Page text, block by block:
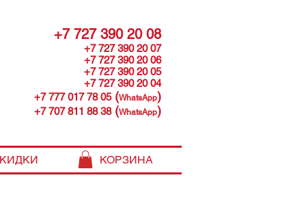
+7 727 390 20 08
+7 727 390 20 07
+7 727 390 20 06
+7 727 390 20 05
+7 727 390 20 04
+7 777 017 78 05(WhatsApp)
+7 707 811 88 38(WhatsApp)
КОРЗИНА